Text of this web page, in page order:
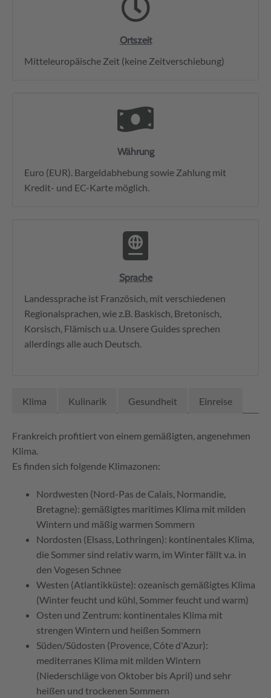
Ortszeit
Mitteleuropäische Zeit (keine Zeitverschiebung)
Währung
Euro (EUR). Bargeldabhebung sowie Zahlung mit
Kredit- und EC-Karte möglich.
Sprache
Landessprache ist Französich, mit verschiedenen
Regionalsprachen, wie z.B. Baskisch, Bretonisch,
Korsisch, Flämisch u.a. Unsere Guides sprechen
allerdings alle auch Deutsch.
Klima Kulinarik Gesundheit Einreise
Frankreich profitiert von einem gemäßigten, angenehmen
Klima.
Es finden sich folgende Klimazonen:
Nordwesten (Nord-Pas de Calais, Normandie,
Bretagne): gemäßigtes maritimes Klima mit milden
Wintern und mäßig warmen Sommern
Nordosten (Elsass, Lothringen): kontinentales Klima,
die Sommer sind relativ warm, im Winter fällt v.a. in
den Vogesen Schnee
Westen (Atlantikküste): ozeanisch gemäßigtes Klima
(Winter feucht und kühl, Sommer feucht und warm)
Osten und Zentrum: kontinentales Klima mit
strengen Wintern und heißen Sommern
Süden/Südosten (Provence, Côte d'Azur):
mediterranes Klima mit milden Wintern
(Niederschläge von Oktober bis April) und sehr
heißen und trockenen Sommern